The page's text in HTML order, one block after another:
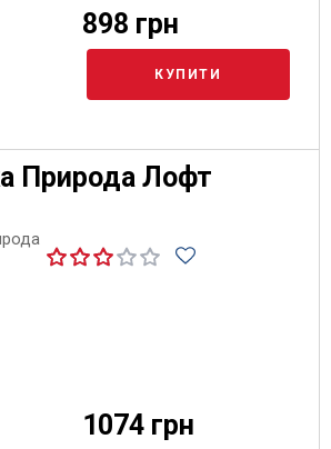
898 грн
КУПИТИ
Природа Лофт
1074 грн